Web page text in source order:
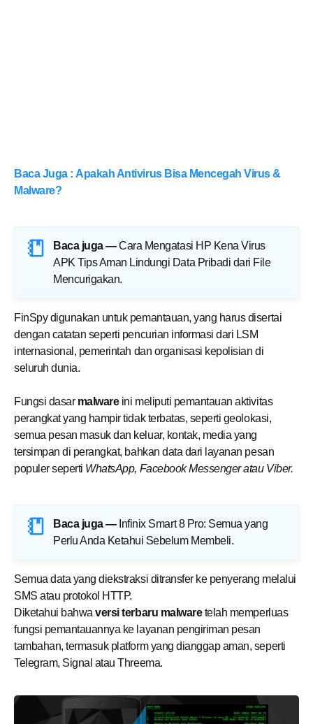
Baca Juga : Apakah Antivirus Bisa Mencegah Virus &
Malware?
Baca juga — Cara Mengatasi HP Kena Virus
APK Tips Aman Lindungi Data Pribadi dari File
Mencurigakan.
FinSpy digunakan untuk pemantauan, yang harus disertai
dengan catatan seperti pencurian informasi dari LSM
internasional, pemerintah dan organisasi kepolisian di
seluruh dunia.
Fungsi dasar malware ini meliputi pemantauan aktivitas
perangkat yang hampir tidak terbatas, seperti geolokasi,
semua pesan masuk dan keluar, kontak, media yang
tersimpan di perangkat, bahkan data dari layanan pesan
populer seperti WhatsApp, Facebook Messenger atau Viber.
Baca juga — Infinix Smart 8 Pro: Semua yang
Perlu Anda Ketahui Sebelum Membeli.
Semua data yang diekstraksi ditransfer ke penyerang melalui
SMS atau protokol HTTP.
Diketahui bahwa versi terbaru malwaretelah memperluas
fungsi pemantauannya ke layanan pengiriman pesan
tambahan, termasuk platform yang dianggap aman, seperti
Telegram, Signal atau Threema.